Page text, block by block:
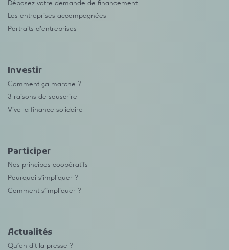
Déposez votre demande de financement
Les entreprises accompagnées
Portraits d’entreprises
Investir
Comment ça marche ?
3 raisons de souscrire
Vive la finance solidaire
Participer
Nos principes coopératifs
Pourquoi s’impliquer ?
Comment s’impliquer ?
Actualités
Qu’en dit la presse ?